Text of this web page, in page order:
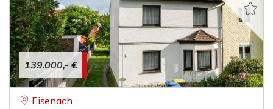
139.000,- €
Eisenach